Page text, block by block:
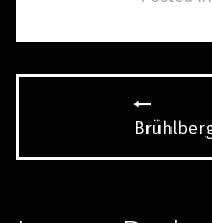
navigation